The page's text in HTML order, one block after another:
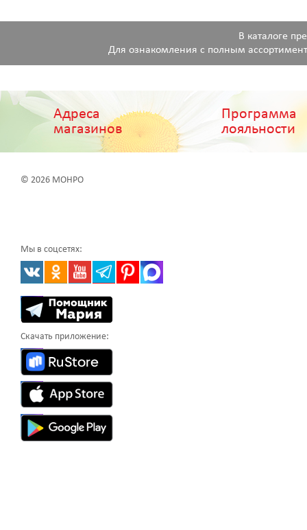
В каталоге
Для ознакомления с полным
Адреса
магазинов
Программа
лояльности
© 2026 МОНРО
Мы в соцсетях:
Скачать приложение: